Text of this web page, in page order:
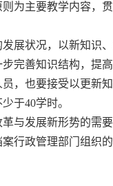
为主要教学内容，
展状况，以新知识
完善知识结构，提
，也要接受以更新
于40学时。
与发展新形势的需
行政管理部门组织